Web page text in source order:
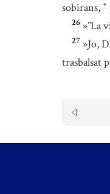
sobirans, *
26 »”La
27 »Jo,
trasbalsat